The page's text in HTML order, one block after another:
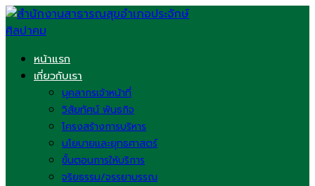
Skip
to
หน้าแรก
เกี่ยวกับเรา
บุคลากรเจ้าหน้าที่
วิสัยทัศน์ พันธกิจ
โครงสร้างการบริหาร
นโยบายและยุทธศาสตร์
ขั้นตอนการให้บริการ
จริยธรรม/จรรยาบรรณ